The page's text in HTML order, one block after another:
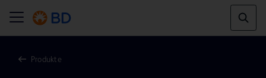
Produkte